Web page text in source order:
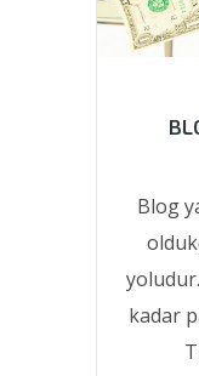
Blog
kadar